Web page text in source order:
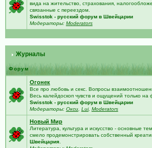
вида на жительство, страхования,
связанные с переездом.
Swisstok - русский форум в Швейцарии
Модераторы: Moderators
Журналы
Форум
Огонек
Все про любовь и секс. Вопросы
Весь калейдоскоп чувств и ощущений только на
Swisstok - русский форум в Швейцарии
Модераторы: Окси, Lui, Moderators
Новый Мир
Литература, культура и искусство - основные
смело продемонстрировать собственный
Швейцария.